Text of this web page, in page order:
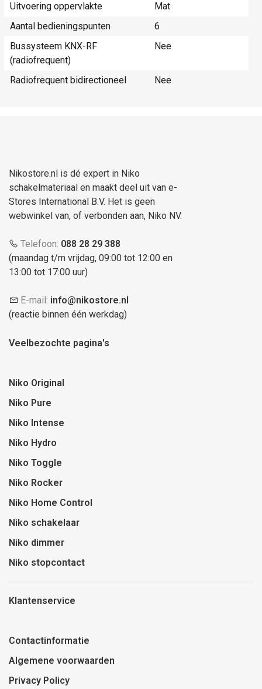
Uitvoering oppervlakte
Mat
Aantal bedieningspunten
6
Bussysteem KNX-RF
(radiofrequent)
Nee
Radiofrequent bidirectioneel Nee
Nikostore.nl is dé expert in Niko
schakelmateriaal en maakt deel uit van e-
Stores International B.V. Het is geen
webwinkel van, of verbonden aan, Niko NV.
Telefoon: 088 28 29 388
(maandag t/m vrijdag, 09:00 tot 12:00 en
13:00 tot 17:00 uur)
E-mail: info@nikostore.nl
(reactie binnen één werkdag)
Veelbezochte pagina's
Niko Original
Niko Pure
Niko Intense
Niko Hydro
Niko Toggle
Niko Rocker
Niko Home Control
Niko schakelaar
Niko dimmer
Niko stopcontact
Klantenservice
Contactinformatie
Algemene voorwaarden
Privacy Policy